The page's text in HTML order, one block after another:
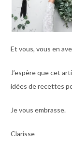
Et vous, vous en
J’espère que cet
idées de recettes
Je vous embrasse.
Clarisse